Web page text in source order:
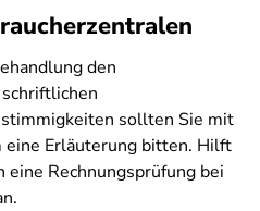
den
sollten Sie mit
eine Erläuterung bitten. Hilft
Rechnungsprüfung bei